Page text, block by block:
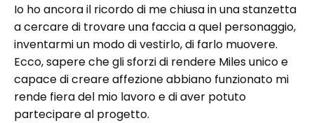
Io ho ancora il ricordo di me chiusa in una stanzetta
a cercare di trovare una faccia a quel personaggio,
inventarmi un modo di vestirlo, di farlo muovere.
Ecco, sapere che gli sforzi di rendere Miles unico e
capace di creare affezione abbiano funzionato mi
rende fiera del mio lavoro e di aver potuto
partecipare al progetto.